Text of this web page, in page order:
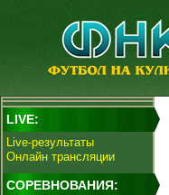
LIVE:
Live-результаты
Онлайн трансляции
СОРЕВНОВАНИЯ: